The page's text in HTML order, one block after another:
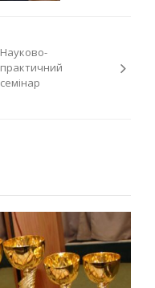
Науково-
практичний
семінар